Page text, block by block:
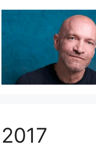
2017